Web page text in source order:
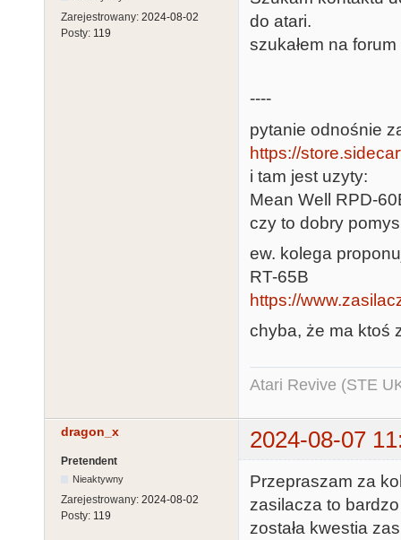
Zarejestrowany: 2024-08-02
Posty: 119
do atari.
szukałem na
----
pytanie odnośnie
https://
i tam jest uzyty:
Mean Well RPD-
czy to dobry
ew. kolega
RT-65B
https://
chyba, że ma ktoś
Atari Revive (STE
dragon_x 2024-08-07
Pretendent
Nieaktywny
Zarejestrowany: 2024-08-02
Posty: 119
Przepraszam za
zasilacza to
została kwestia